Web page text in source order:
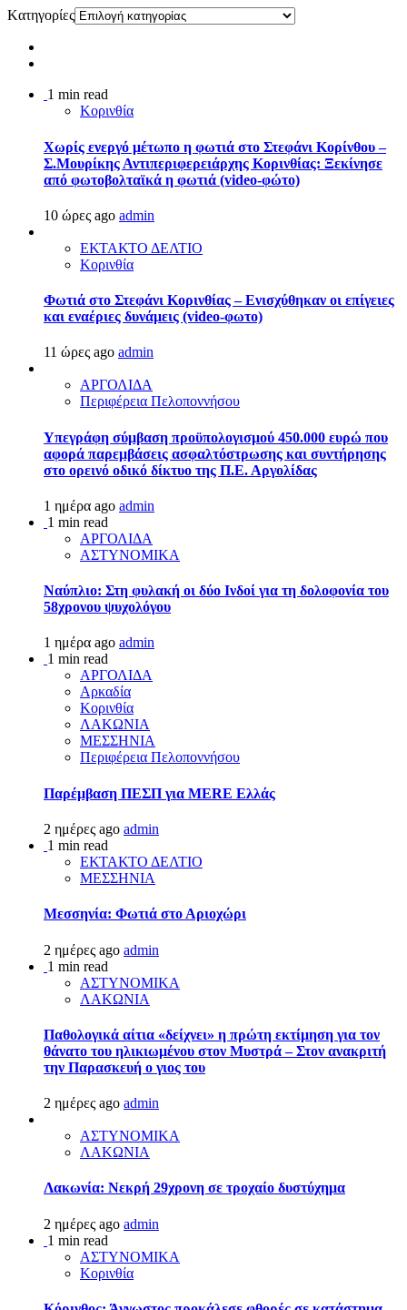
Kατηγορίες
1 min read
Κορινθία
Χωρίς ενεργό μέτωπο η φωτιά στο Στεφάνι Κορίνθου –
Σ.Μουρίκης Αντιπεριφερειάρχης Κορινθίας: Ξεκίνησε
από φωτοβολταϊκά η φωτιά (video-φώτο)
10 ώρες ago admin
ΕΚΤΑΚΤΟ ΔΕΛΤΙΟ
Κορινθία
Φωτιά στο Στεφάνι Κορινθίας – Ενισχύθηκαν οι επίγειες
και εναέριες δυνάμεις (video-φωτο)
11 ώρες ago admin
ΑΡΓΟΛΙΔΑ
Περιφέρεια Πελοποννήσου
Υπεγράφη σύμβαση προϋπολογισμού 450.000 ευρώ που
αφορά παρεμβάσεις ασφαλτόστρωσης και συντήρησης
στο ορεινό οδικό δίκτυο της Π.Ε. Αργολίδας
1 ημέρα ago admin
1 min read
ΑΡΓΟΛΙΔΑ
ΑΣΤΥΝΟΜΙΚΑ
Ναύπλιο: Στη φυλακή οι δύο Ινδοί για τη δολοφονία του
58χρονου ψυχολόγου
1 ημέρα ago admin
1 min read
ΑΡΓΟΛΙΔΑ
Αρκαδία
Κορινθία
ΛΑΚΩΝΙΑ
ΜΕΣΣΗΝΙΑ
Περιφέρεια Πελοποννήσου
Παρέμβαση ΠΕΣΠ για MERE Ελλάς
2 ημέρες ago admin
1 min read
ΕΚΤΑΚΤΟ ΔΕΛΤΙΟ
ΜΕΣΣΗΝΙΑ
Μεσσηνία: Φωτιά στο Αριοχώρι
2 ημέρες ago admin
1 min read
ΑΣΤΥΝΟΜΙΚΑ
ΛΑΚΩΝΙΑ
Παθολογικά αίτια «δείχνει» η πρώτη εκτίμηση για τον
θάνατο του ηλικιωμένου στον Μυστρά – Στον ανακριτή
την Παρασκευή ο γιος του
2 ημέρες ago admin
ΑΣΤΥΝΟΜΙΚΑ
ΛΑΚΩΝΙΑ
Λακωνία: Νεκρή 29χρονη σε τροχαίο δυστύχημα
2 ημέρες ago admin
1 min read
ΑΣΤΥΝΟΜΙΚΑ
Κορινθία